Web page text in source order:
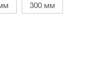
300 мм